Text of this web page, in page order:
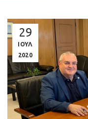
29
ΙΟΥΛ
2020